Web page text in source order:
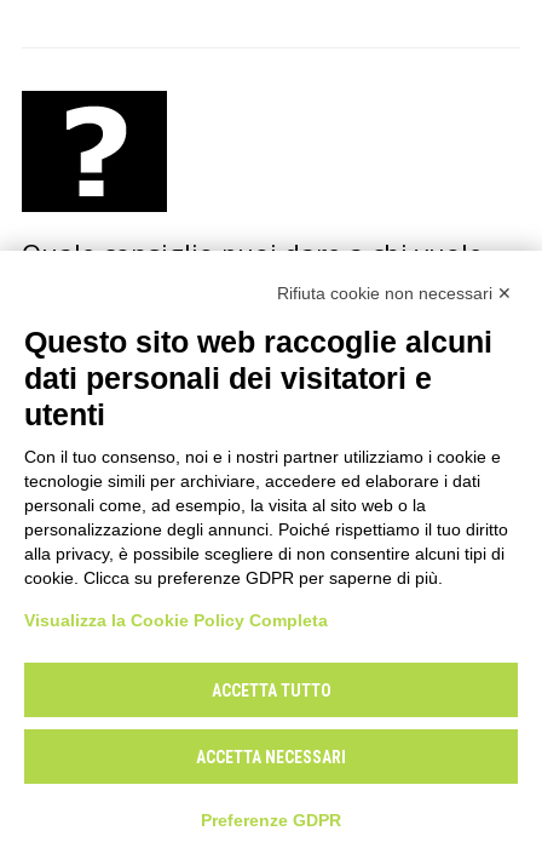
Quale consiglio puoi dare a chi vuole
iniziare una carriera musicale?
La redazione di Sonda ha fatto questa domanda a
diversi artisti italiani e stranieri, dai Calexico a
Bennato, dalla Mannoia alle Orme, da Jon Spencer…
Cookie Policy
Modifica preferenze
Dichiarazione di accessibilità
WordPress/ Academica WordPress Theme by
Rifiuta cookie non necessari ✕
Questo sito web raccoglie alcuni
dati personali dei visitatori e
utenti
Con il tuo consenso, noi e i nostri partner utilizziamo i cookie e
tecnologie simili per archiviare, accedere ed elaborare i dati
personali come, ad esempio, la visita al sito web o la
personalizzazione degli annunci. Poiché rispettiamo il tuo diritto
alla privacy, è possibile scegliere di non consentire alcuni tipi di
cookie. Clicca su preferenze GDPR per saperne di più.
Visualizza la Cookie Policy Completa
ACCETTA TUTTO
ACCETTA NECESSARI
Preferenze GDPR